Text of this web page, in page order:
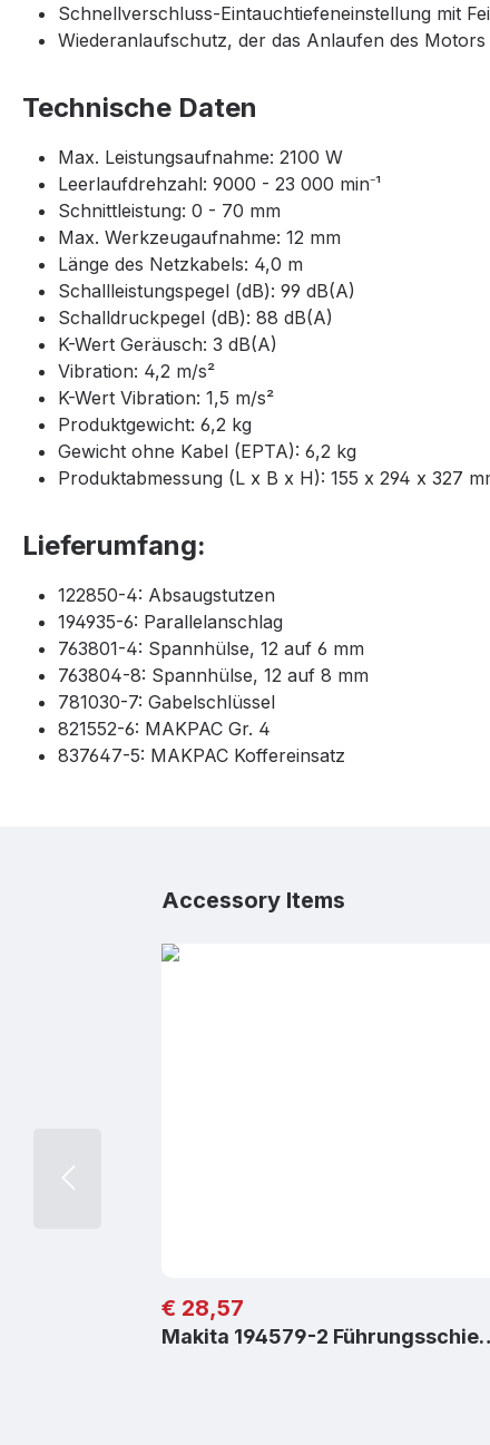
Schnellverschluss-Eintauchtiefeneinstellung mit
Wiederanlaufschutz, der das Anlaufen des
Technische Daten
Max. Leistungsaufnahme: 2100 W
Leerlaufdrehzahl: 9000 - 23 000 min⁻¹
Schnittleistung: 0 - 70 mm
Max. Werkzeugaufnahme: 12 mm
Länge des Netzkabels: 4,0 m
Schallleistungspegel (dB): 99 dB(A)
Schalldruckpegel (dB): 88 dB(A)
K-Wert Geräusch: 3 dB(A)
Vibration: 4,2 m/s²
K-Wert Vibration: 1,5 m/s²
Produktgewicht: 6,2 kg
Gewicht ohne Kabel (EPTA): 6,2 kg
Produktabmessung (L x B x H): 155 x 294 x 327
Lieferumfang:
122850-4: Absaugstutzen
194935-6: Parallelanschlag
763801-4: Spannhülse, 12 auf 6 mm
763804-8: Spannhülse, 12 auf 8 mm
781030-7: Gabelschlüssel
821552-6: MAKPAC Gr. 4
837647-5: MAKPAC Koffereinsatz
Produktgalerie überspringen
Accessory Items
Regulärer Preis:
€ 28,57
Makita 194579-2